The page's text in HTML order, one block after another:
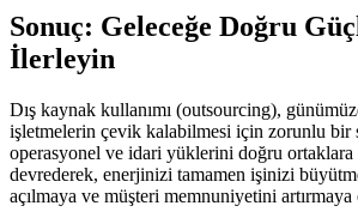
Sonuç: Geleceğe Doğru
İlerleyin
Dış kaynak kullanımı (outsourcing),
işletmelerin çevik kalabilmesi için zorunlu bir
operasyonel ve idari yüklerini doğru
devrederek, enerjinizi tamamen işinizi
açılmaya ve müşteri memnuniyetini